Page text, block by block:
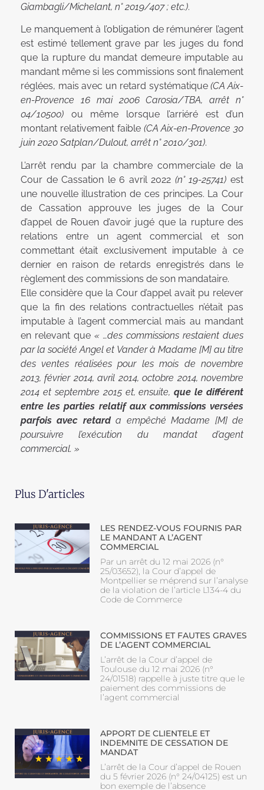
Giambagli/Michelant, n° 2019/407 ; etc.).
Le manquement à l’obligation de rémunérer l’agent
est estimé tellement grave par les juges du fond
que la rupture du mandat demeure imputable au
mandant même si les commissions sont finalement
réglées, mais avec un retard systématique(CA Aix-
en-Provence 16 mai 2006 Carosia/TBA, arrêt n°
04/10500) ou même lorsque l’arriéré est d’un
montant relativement faible (CA Aix-en-Provence 30
juin 2020 Satplan/Dulout, arrêt n° 2010/301).
L’arrêt rendu par la chambre commerciale de la
Cour de Cassation le 6 avril 2022 (n° 19-25741) est
une nouvelle illustration de ces principes. La Cour
de Cassation approuve les juges de la Cour
d’appel de Rouen d’avoir jugé que la rupture des
relations entre un agent commercial et son
commettant était exclusivement imputable à ce
dernier en raison de retards enregistrés dans le
règlement des commissions de son mandataire.
Elle considère que la Cour d’appel avait pu relever
que la fin des relations contractuelles n’était pas
imputable à l’agent commercial mais au mandant
en relevant que « …des commissions restaient dues
par la société Angel et Vander à Madame [M] au titre
des ventes réalisées pour les mois de novembre
2013, février 2014, avril 2014, octobre 2014, novembre
2014 et septembre 2015 et, ensuite,que le différent
entre les parties relatif aux commissions versées
parfois avec retarda empêché Madame [M] de
poursuivre l’exécution du mandat d’agent
commercial. »
Plus D'articles
LES RENDEZ-VOUS FOURNIS PAR
LE MANDANT A L’AGENT
COMMERCIAL
Par un arrêt du 12 mai 2026 (n°
25/03652), la Cour d’appel de
Montpellier se méprend sur l’analyse
de la violation de l’article L134-4 du
Code de Commerce
COMMISSIONS ET FAUTES GRAVES
DE L’AGENT COMMERCIAL
L’arrêt de la Cour d’appel de
Toulouse du 12 mai 2026 (n°
24/01518) rappelle à juste titre que le
paiement des commissions de
l’agent commercial
APPORT DE CLIENTELE ET
INDEMNITE DE CESSATION DE
MANDAT
L’arrêt de la Cour d’appel de Rouen
du 5 février 2026 (n° 24/04125) est un
bon exemple de l’absence